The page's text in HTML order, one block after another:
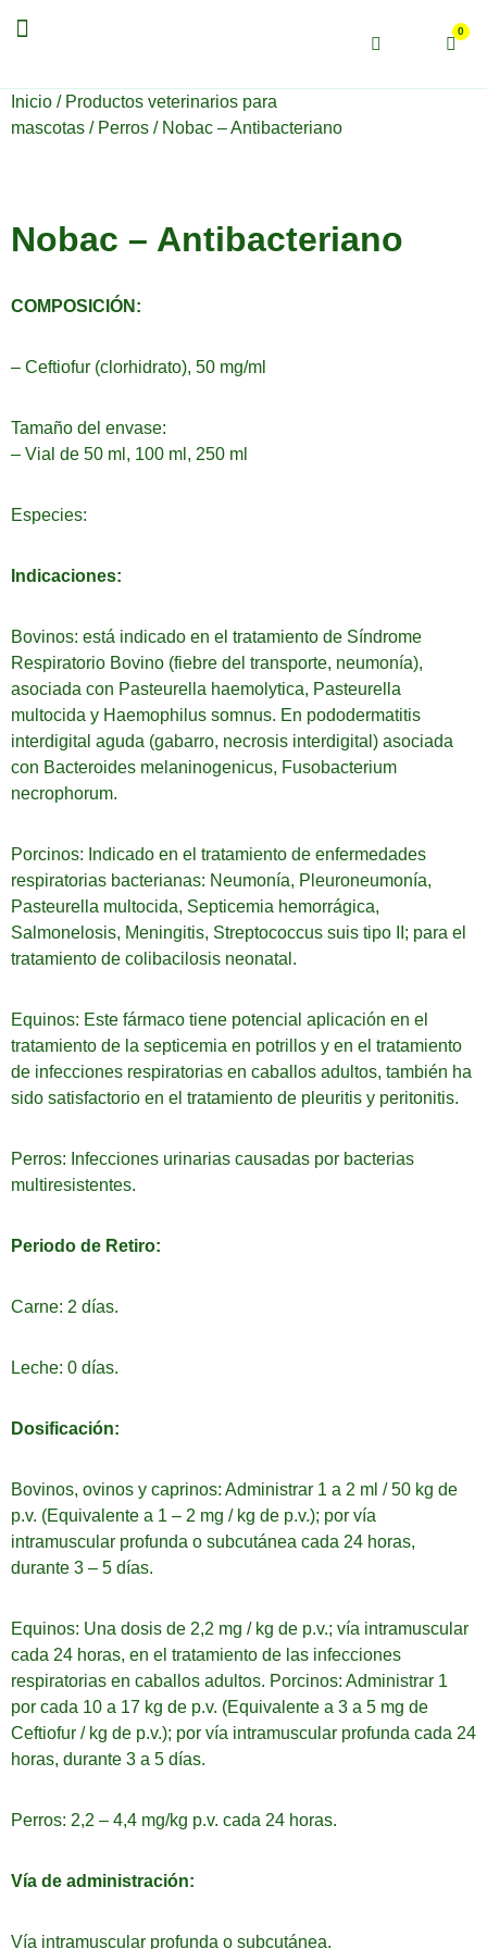
0
Inicio / Productos veterinarios para
mascotas / Perros / Nobac – Antibacteriano
Nobac – Antibacteriano
COMPOSICIÓN:
– Ceftiofur (clorhidrato), 50 mg/ml
Tamaño del envase:
– Vial de 50 ml, 100 ml, 250 ml
Especies:
Indicaciones:
Bovinos: está indicado en el tratamiento de Síndrome
Respiratorio Bovino (fiebre del transporte, neumonía),
asociada con Pasteurella haemolytica, Pasteurella
multocida y Haemophilus somnus. En pododermatitis
interdigital aguda (gabarro, necrosis interdigital) asociada
con Bacteroides melaninogenicus, Fusobacterium
necrophorum.
Porcinos: Indicado en el tratamiento de enfermedades
respiratorias bacterianas: Neumonía, Pleuroneumonía,
Pasteurella multocida, Septicemia hemorrágica,
Salmonelosis, Meningitis, Streptococcus suis tipo II; para el
tratamiento de colibacilosis neonatal.
Equinos: Este fármaco tiene potencial aplicación en el
tratamiento de la septicemia en potrillos y en el tratamiento
de infecciones respiratorias en caballos adultos, también ha
sido satisfactorio en el tratamiento de pleuritis y peritonitis.
Perros: Infecciones urinarias causadas por bacterias
multiresistentes.
Periodo de Retiro:
Carne: 2 días.
Leche: 0 días.
Dosificación:
Bovinos, ovinos y caprinos: Administrar 1 a 2 ml / 50 kg de
p.v. (Equivalente a 1 – 2 mg / kg de p.v.); por vía
intramuscular profunda o subcutánea cada 24 horas,
durante 3 – 5 días.
Equinos: Una dosis de 2,2 mg / kg de p.v.; vía intramuscular
cada 24 horas, en el tratamiento de las infecciones
respiratorias en caballos adultos. Porcinos: Administrar 1
por cada 10 a 17 kg de p.v. (Equivalente a 3 a 5 mg de
Ceftiofur / kg de p.v.); por vía intramuscular profunda cada 24
horas, durante 3 a 5 días.
Perros: 2,2 – 4,4 mg/kg p.v. cada 24 horas.
Vía de administración:
Vía intramuscular profunda o subcutánea.